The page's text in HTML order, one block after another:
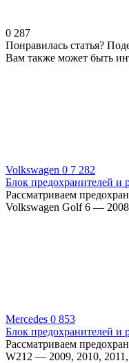
0 287
Понравилась статья?
Вам также может быть
Volkswagen 0 7 282
Блок предохранителей и
Рассматриваем
Volkswagen Golf 6 —
Mercedes 0 853
Блок предохранителей и
Рассматриваем
W212 — 2009, 2010,